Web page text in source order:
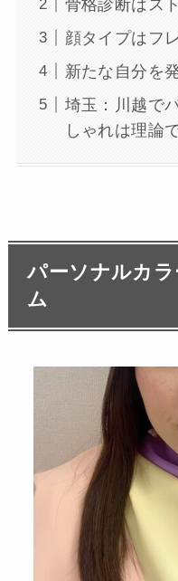
骨格診断はス
顔タイプはフ
新たな自分を
埼玉：川越で
しゃれは理論
パーソナルカ
ム